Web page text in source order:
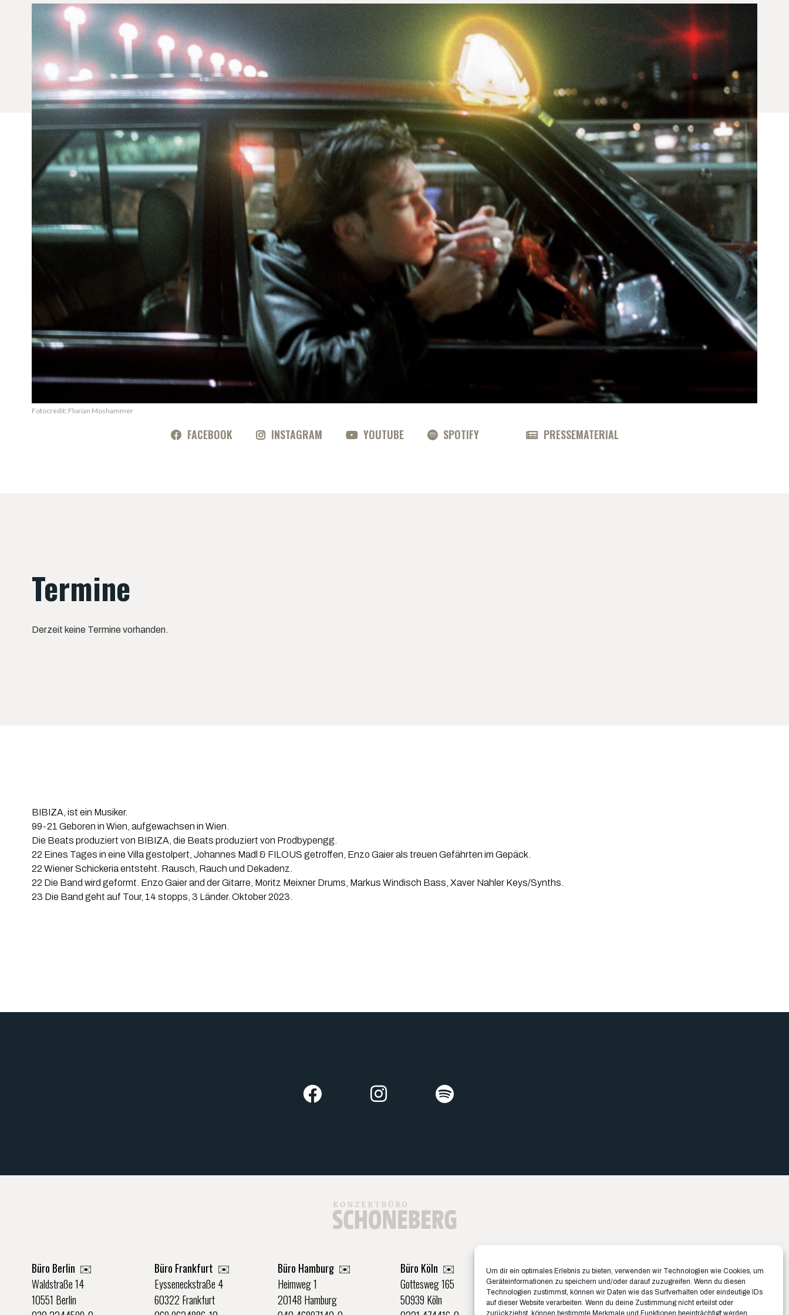
Um dir ein optimales Erlebnis zu bieten, verwenden wir Technologien wie Cookies, um
Geräteinformationen zu speichern und/oder darauf zuzugreifen. Wenn du diesen
Technologien zustimmst, können wir Daten wie das Surfverhalten oder eindeutige IDs
auf dieser Website verarbeiten. Wenn du deine Zustimmung nicht erteilst oder
zurückziehst, können bestimmte Merkmale und Funktionen beeinträchtigt werden.
Fotocredit: Florian Moshammer
FACEBOOK INSTAGRAM YOUTUBE SPOTIFY PRESSEMATERIAL
Termine
Derzeit keine Termine vorhanden.
BIBIZA, ist ein Musiker.
99-21 Geboren in Wien, aufgewachsen in Wien.
Die Beats produziert von BIBIZA, die Beats produziert von Prodbypengg.
22 Eines Tages in eine Villa gestolpert, Johannes Madl & FILOUS getroffen, Enzo Gaier als treuen Gefährten im Gepäck.
22 Wiener Schickeria entsteht. Rausch, Rauch und Dekadenz.
22 Die Band wird geformt. Enzo Gaier and der Gitarre, Moritz Meixner Drums, Markus Windisch Bass, Xaver Nahler Keys/Synths.
23 Die Band geht auf Tour, 14 stopps, 3 Länder. Oktober 2023.
Büro Berlin ✉️
Waldstraße 14
10551 Berlin
Büro Frankfurt ✉️
Eysseneckstraße 4
60322 Frankfurt
Büro Hamburg ✉️
Heimweg 1
20148 Hamburg
Büro Köln ✉️
Gottesweg 165
50939 Köln
Büro München ✉️
Belfortstraße 8
81667 München
Büro Münster ✉️
Rudolf-Von-Langen-Str. 42
48147 Münster